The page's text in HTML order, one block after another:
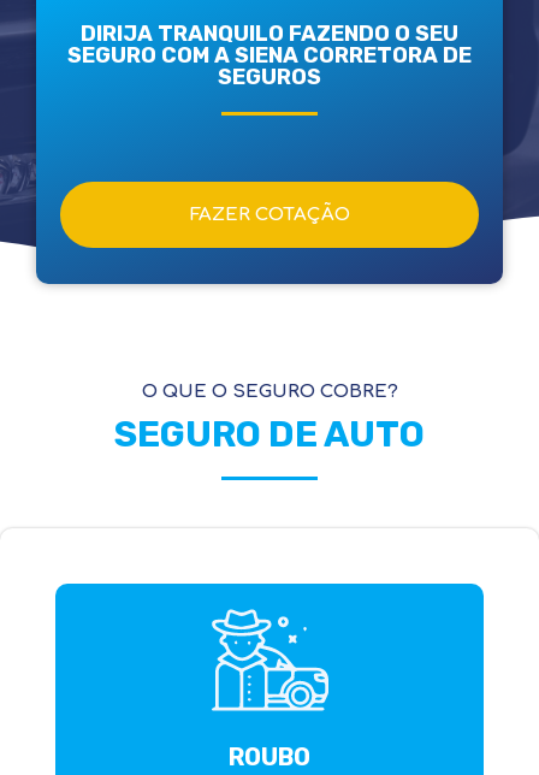
DIRIJA TRANQUILO FAZENDO O SEU
SEGURO COM A SIENA CORRETORA DE
SEGUROS
FAZER COTAÇÃO
O QUE O SEGURO COBRE?
SEGURO DE AUTO
ROUBO